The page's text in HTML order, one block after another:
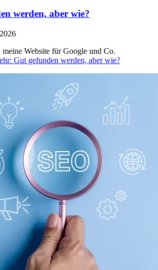
werden, aber wie?
meine Website für Google und Co.
: Gut gefunden werden, aber wie?